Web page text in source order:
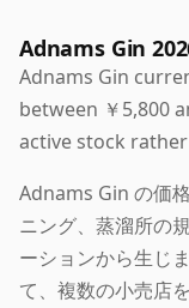
Adnams Gin
Adnams Gin
between ￥5,800
active stock
Adnams Gin の価
ニング、蒸溜所の
ーションから生じ
て、複数の小売店